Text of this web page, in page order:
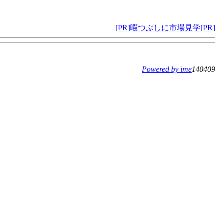
[PR]暇つぶしに市場見学[PR]
Powered by ime140409